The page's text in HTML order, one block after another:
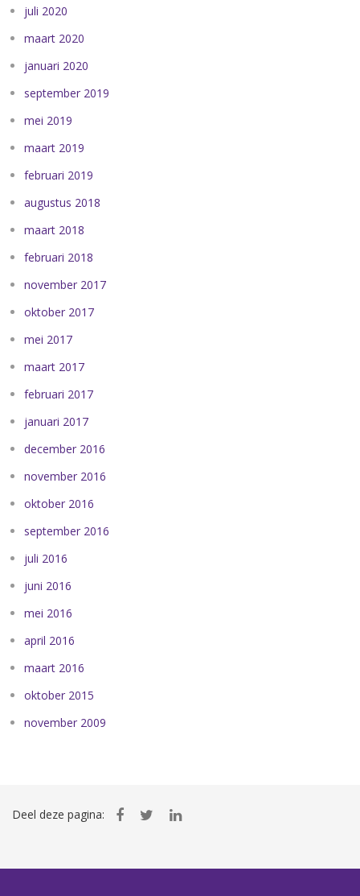
juli 2020
maart 2020
januari 2020
september 2019
mei 2019
maart 2019
februari 2019
augustus 2018
maart 2018
februari 2018
november 2017
oktober 2017
mei 2017
maart 2017
februari 2017
januari 2017
december 2016
november 2016
oktober 2016
september 2016
juli 2016
juni 2016
mei 2016
april 2016
maart 2016
oktober 2015
november 2009
Deel deze pagina: